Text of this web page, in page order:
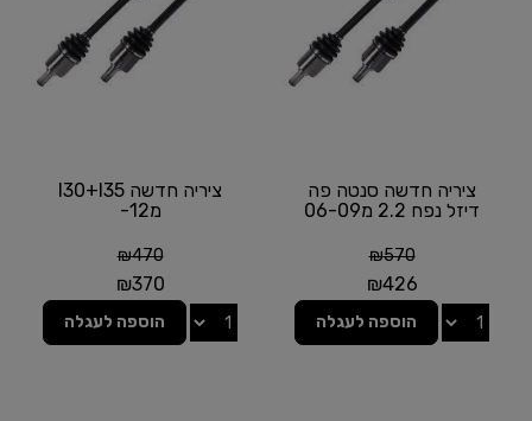
ציריה חדשה סנטה פה
דיזל נפח 2.2 מ06-09
₪570
₪426
הוספה לעגלה
ציריה חדשה I30+I35
מ12-
₪470
₪370
הוספה לעגלה